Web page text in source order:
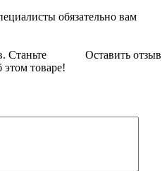
обязательно вам
Оставить отзыв
Станьте
товаре!